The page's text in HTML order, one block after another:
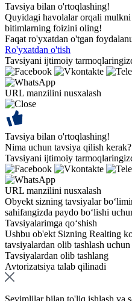
Tavsiya bilan o'rtoqlashing!
Quyidagi havolalar orqali
bitimlarning foizini oling!
Faqat ro'yxatdan o'tgan
Ro'yxatdan o'tish
Tavsiyani ijtimoiy
URL manzilini nusxalash
Tavsiya bilan o'rtoqlashing!
Nima uchun tavsiya qilish kerak?
Tavsiyani ijtimoiy
URL manzilini nusxalash
Obyekt sizning tavsiyalar
sahifangizda paydo bo‘lishi
Tavsiyalarimga qo‘shish
Ushbu ob'ekt Sizning Realting
tavsiyalardan olib tashlash
Tavsiyalardan olib tashlang
Avtorizatsiya talab qilinadi
Sevimlilar bilan to'liq ishlash va